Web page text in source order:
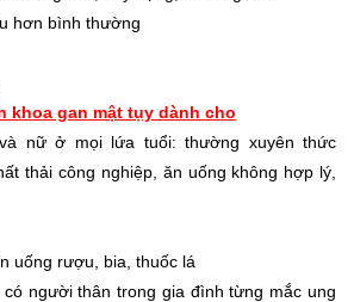
hơn bình thường
khoa gan mật tụy dành cho
nữ ở mọi lứa tuổi: thường xuyên thức
thải công nghiệp, ăn uống không hợp lý,
uống rượu, bia, thuốc lá
người thân trong gia đình từng mắc ung